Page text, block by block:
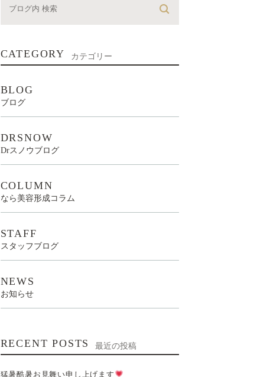
CATEGORY カテゴリー
BLOG
ブログ
DRSNOW
Drスノウブログ
COLUMN
なら美容形成コラム
STAFF
スタッフブログ
NEWS
お知らせ
RECENT POSTS 最近の投稿
猛暑酷暑お見舞い申し上げます